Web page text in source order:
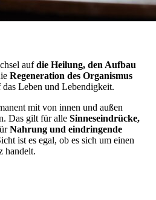
aufdie Heilung, den Aufbau
Regeneration des Organismus
Leben und Lebendigkeit.
mit von innen und außen
Das gilt für alle Sinneseindrücke,
Nahrung und eindringende
ist es egal, ob es sich um einen
handelt.